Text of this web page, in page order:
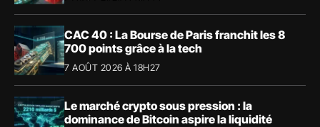
CAC 40 : La Bourse de Paris franchit les 8
700 points grâce à la tech
7 AOÛT 2026 À 18H27
Le marché crypto sous pression : la
dominance de Bitcoin aspire la liquidité